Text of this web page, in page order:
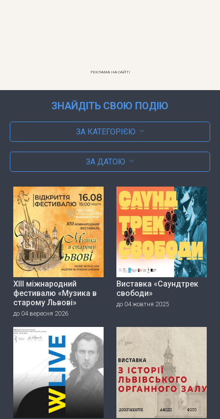
РЕКЛАМА НА САЙТІ
ЗНАЙДІТЬ СВОЮ ПОДІЮ
ЗА КАТЕГОРІЄЮ
ЗА ДАТОЮ
ХІІІ міжнародний
фестивалю «Музика в
старому Львові»
до 04 вересня 2026
Виставка «Саундтрек
свободи»
до 04 жовтня 2025